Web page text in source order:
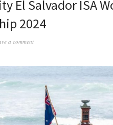
El Salvador ISA
2024
a comment